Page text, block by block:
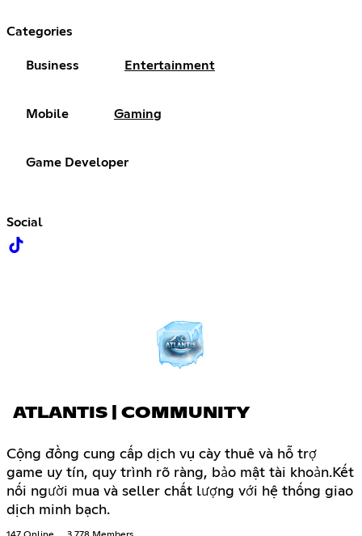
Categories
Business Entertainment
Mobile Gaming
Game Developer
Social
ATLANTIS | COMMUNITY
Cộng đồng cung cấp dịch vụ cày thuê và hỗ trợ
game uy tín, quy trình rõ ràng, bảo mật tài khoản.Kết
nối người mua và seller chất lượng với hệ thống giao
dịch minh bạch.